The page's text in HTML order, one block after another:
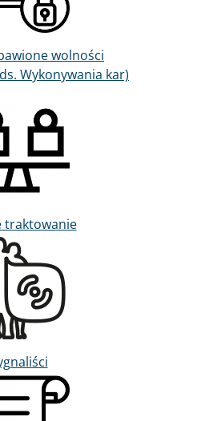
wolności
Wykonywania kar)
traktowanie